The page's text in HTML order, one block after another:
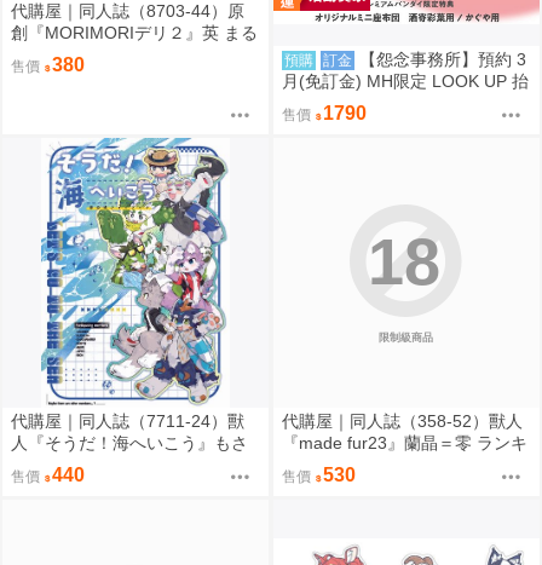
代購屋｜同人誌（8703-44）原
創『MORIMORIデリ２』英 まる
てん丼
售價 380 預購 訂金
【怨念事務所】預約 3
月(免訂金) MH限定 LOOK UP 抬
頭 超時空輝耀姬 輝耀&酒寄彩葉
套組附特典 0816
售價 1790
代購屋｜同人誌（7711-24）獸
人『そうだ！海へいこう』もさ
パラレルワールド
售價 440
限制級商品
18
代購屋｜同人誌（358-52）獸人
『made fur23』蘭晶＝零 ランキ
チ 096
售價 530